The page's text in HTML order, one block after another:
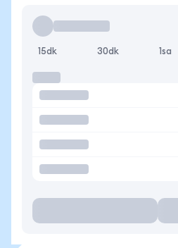
15dk 30dk 1sa